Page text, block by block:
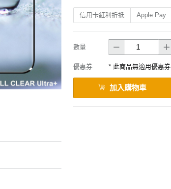
信用卡紅利折抵 Apple Pay
數量
優惠券 * 此商品無適用優惠券
加入購物車